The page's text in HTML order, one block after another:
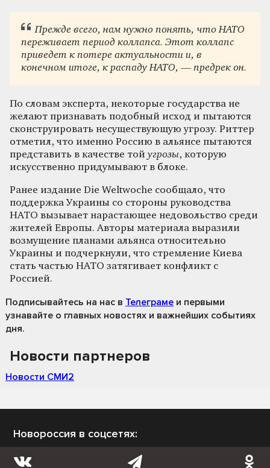
Прежде всего, нам нужно понять, что НАТО
переживает период коллапса. Этот коллапс
приведет к потере актуальности и, в
конечном итоге, к распаду НАТО, — предрек он.
По словам эксперта, некоторые государства не
желают признавать подобный исход и пытаются
сконструировать несуществующую угрозу. Риттер
отметил, что именно Россию в альянсе пытаются
представить в качестве тойугрозы, которую
искусственно придумывают в блоке.
Ранее издание Die Weltwoche сообщало, что
поддержка Украины со стороны руководства
НАТО вызывает нарастающее недовольство среди
жителей Европы. Авторы материала выразили
возмущение планами альянса относительно
Украины и подчеркнули, что стремление Киева
стать частью НАТО затягивает конфликт с
Россией.
Подписывайтесь на нас в Телеграме и первыми
узнавайте о главных новостях и важнейших событиях
дня.
Новости партнеров
Новости СМИ2
Новороссия в соцсетях: